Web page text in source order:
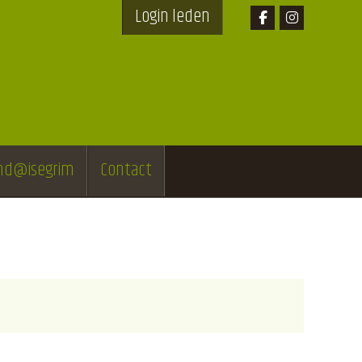
Login leden
Contact